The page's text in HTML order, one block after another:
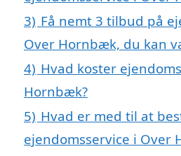
3) Få nemt 3 tilbud på
Over Hornbæk, du kan
4) Hvad koster
Hornbæk?
5) Hvad er med til at
ejendomsservice i Over